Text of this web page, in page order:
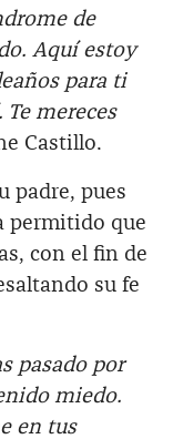
de
Aquí estoy
para ti
mereces
Castillo.
padre, pues
permitido que
con el fin de
su fe
pasado por
miedo.
en tus